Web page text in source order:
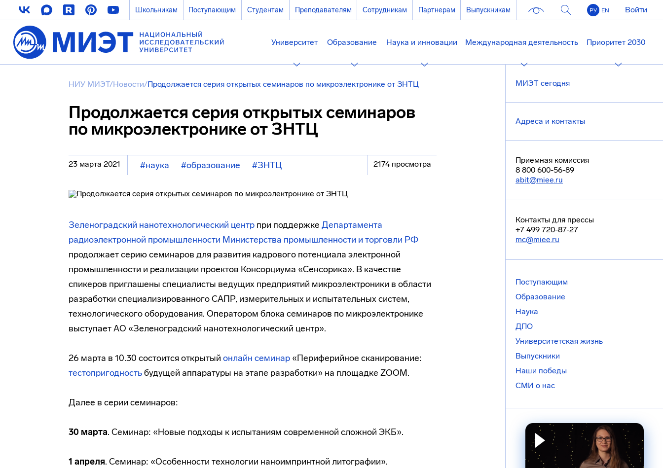
Школьникам Поступающим Студентам Преподавателям Сотрудникам Партнерам Выпускникам РУ EN Войти
Университет Образование Наука и инновации Международная деятельность Приоритет 2030
НИУ МИЭТ/Новости/Продолжается серия открытых семинаров по микроэлектронике от ЗНТЦ
Продолжается серия открытых семинаров
по микроэлектронике от ЗНТЦ
23 марта 2021 #наука #образование #ЗНТЦ 2174 просмотра
Зеленоградский нанотехнологический центр при поддержке Департамента
радиоэлектронной промышленности Министерства промышленности и торговли РФ
продолжает серию семинаров для развития кадрового потенциала электронной
промышленности и реализации проектов Консорциума «Сенсорика». В качестве
спикеров приглашены специалисты ведущих предприятий микроэлектроники в области
разработки специализированного САПР, измерительных и испытательных систем,
технологического оборудования. Оператором блока семинаров по микроэлектронике
выступает АО «Зеленоградский нанотехнологический центр».
26 марта в 10.30 состоится открытый онлайн семинар «Периферийное сканирование:
тестопригодностьбудущей аппаратуры на этапе разработки» на площадке ZOOM.
Далее в серии семинаров:
30 марта. Семинар: «Новые подходы к испытаниям современной сложной ЭКБ».
1 апреля. Семинар: «Особенности технологии наноимпринтной литографии».
МИЭТ сегодня
Адреса и контакты
Приемная комиссия
8 800 600-56-89
abit@miee.ru
Контакты для прессы
+7 499 720-87-27
mc@miee.ru
Поступающим
Образование
Наука
ДПО
Университетская жизнь
Выпускники
Наши победы
СМИ о нас